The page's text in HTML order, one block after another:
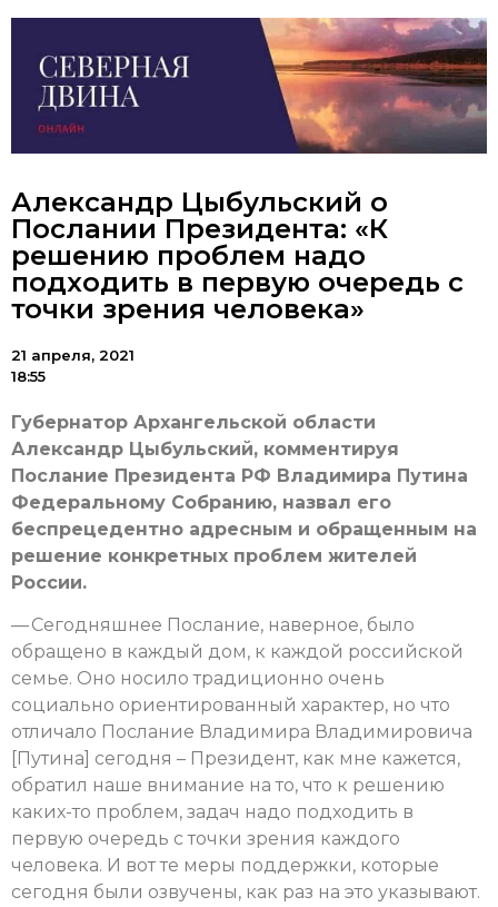
Александр Цыбульский о
Послании Президента: «К
решению проблем надо
подходить в первую очередь с
точки зрения человека»
21 апреля, 2021
18:55
Губернатор Архангельской области
Александр Цыбульский, комментируя
Послание Президента РФ Владимира Путина
Федеральному Собранию, назвал его
беспрецедентно адресным и обращенным на
решение конкретных проблем жителей
России.
— Сегодняшнее Послание, наверное, было
обращено в каждый дом, к каждой российской
семье. Оно носило традиционно очень
социально ориентированный характер, но что
отличало Послание Владимира Владимировича
[Путина] сегодня – Президент, как мне кажется,
обратил наше внимание на то, что к решению
каких-то проблем, задач надо подходить в
первую очередь с точки зрения каждого
человека. И вот те меры поддержки, которые
сегодня были озвучены, как раз на это указывают.